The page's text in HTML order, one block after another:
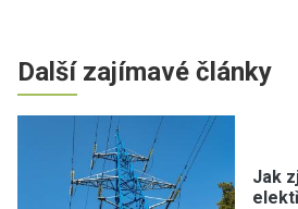
Další zajímavé články
Jak